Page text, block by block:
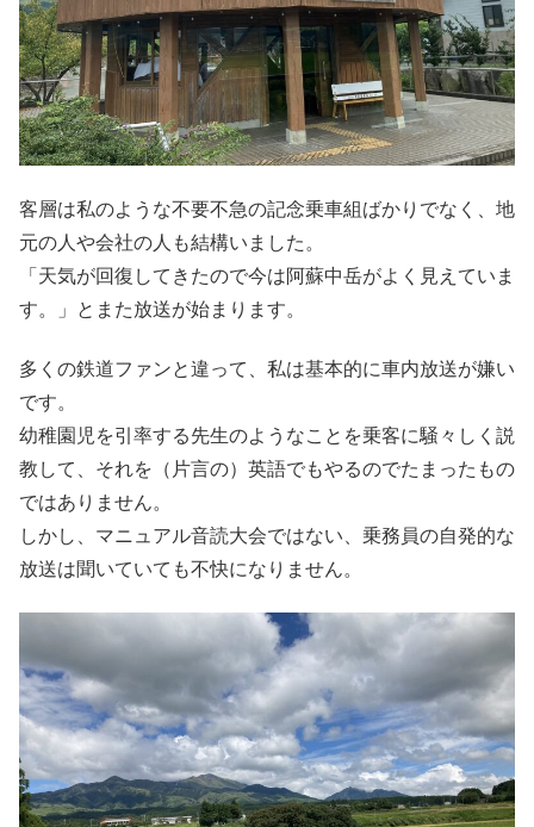
客層は私のような不要不急の記念乗車組ばかりでなく、地
元の人や会社の人も結構いました。
「天気が回復してきたので今は阿蘇中岳がよく見えていま
す。」とまた放送が始まります。
多くの鉄道ファンと違って、私は基本的に車内放送が嫌い
です。
幼稚園児を引率する先生のようなことを乗客に騒々しく説
教して、それを（片言の）英語でもやるのでたまったもの
ではありません。
しかし、マニュアル音読大会ではない、乗務員の自発的な
放送は聞いていても不快になりません。